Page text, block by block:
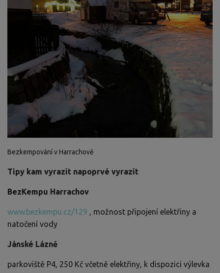
Bezkempování v Harrachově
Tipy kam vyrazit napoprvé vyrazit
BezKempu Harrachov
www.bezkempu.cz/129 , možnost připojení elektřiny a
natočení vody
Jánské Lázně
parkoviště P4, 250 Kč včetně elektřiny, k dispozici výlevka